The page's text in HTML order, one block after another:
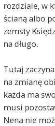
rozdziale, w
ścianą albo
zemsty
na długo.
Tutaj
na zmianę
każda ma
musi
Nena nie